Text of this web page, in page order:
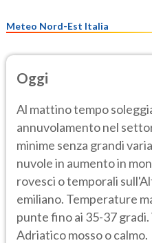
Meteo Nord-Est Italia
Oggi
Al mattino tempo
annuvolamento nel
minime senza grandi
nuvole in aumento in
rovesci o temporali
emiliano. Temperature
punte fino ai 35-37
Adriatico mosso o calmo.